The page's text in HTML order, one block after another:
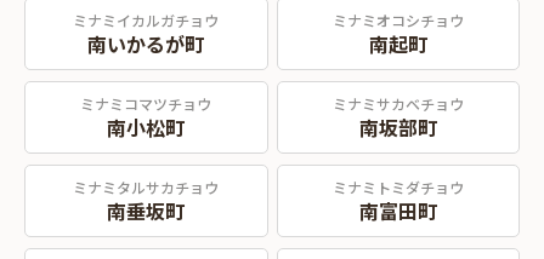
ミナミイカルガチョウ
南いかるが町
ミナミオコシチョウ
南起町
ミナミコマツチョウ
南小松町
ミナミサカベチョウ
南坂部町
ミナミタルサカチョウ
南垂坂町
ミナミトミダチョウ
南富田町